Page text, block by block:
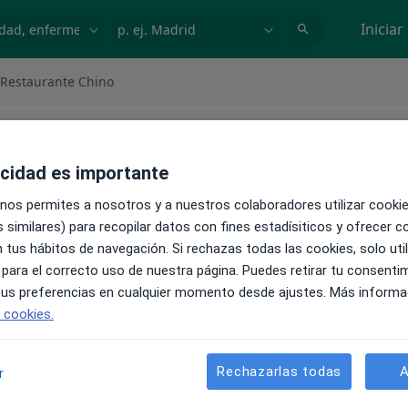
Iniciar
Chino
monosódico (GMS), Dolor de cabeza por el
chino y que factores lo provocan?
es importante
permites a nosotros y a nuestros colaboradores utilizar
similares) para recopilar datos con fines estadísiticos y ofrecer
tus hábitos de navegación. Si rechazas todas las cookies, solo
el correcto uso de nuestra página. Puedes retirar tu
preferencias en cualquier momento desde ajustes. Más
Rechazarlas todas